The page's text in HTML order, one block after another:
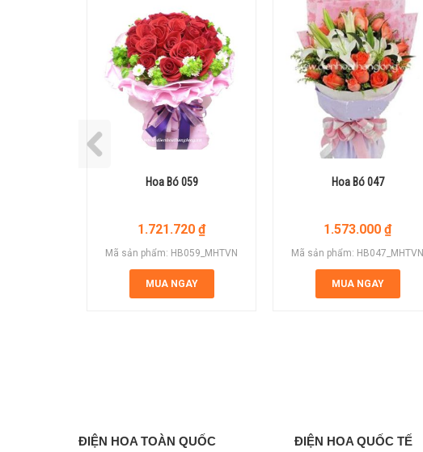
Hoa Bó 059
1.721.720 ₫
Mã sản phẩm: HB059_MHTVN
MUA NGAY
Hoa Bó 047
1.573.000 ₫
Mã sản phẩm: HB047_MHTVN
MUA NGAY
ĐIỆN HOA TOÀN QUỐC ĐIỆN HOA QUỐC TẾ